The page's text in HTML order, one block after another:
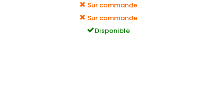
Sur commande
Sur commande
Disponible